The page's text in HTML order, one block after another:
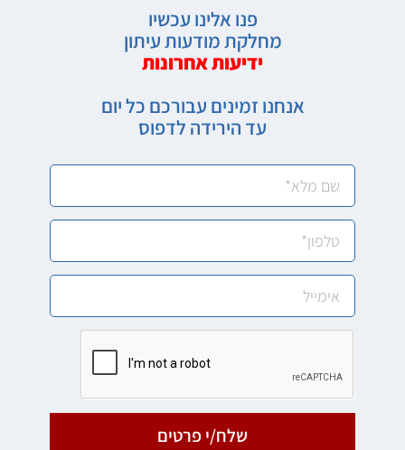
פנו אלינו עכשיו
מחלקת מודעות עיתון
ידיעות אחרונות
אנחנו זמינים עבורכם כל יום
עד הירידה לדפוס
שלח/י פרטים